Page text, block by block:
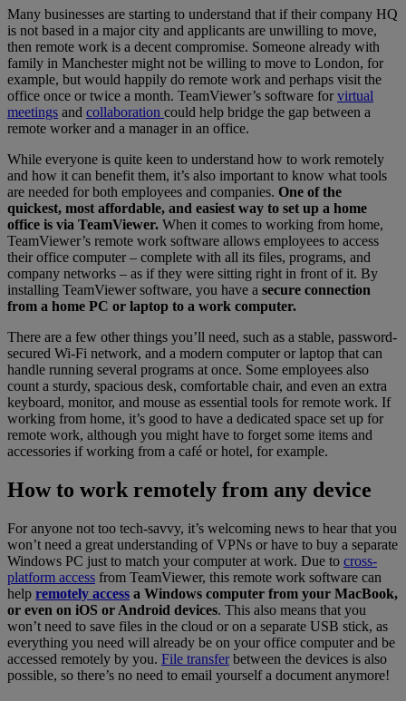
Many businesses are starting to understand that if their company HQ
is not based in a major city and applicants are unwilling to move,
then remote work is a decent compromise. Someone already with
family in Manchester might not be willing to move to London, for
example, but would happily do remote work and perhaps visit the
office once or twice a month. TeamViewer’s software forvirtual
meetings and collaboration could help bridge the gap between a
remote worker and a manager in an office.
While everyone is quite keen to understand how to work remotely
and how it can benefit them, it’s also important to know what tools
are needed for both employees and companies. One of the
quickest, most affordable, and easiest way to set up a home
office is via TeamViewer. When it comes to working from home,
TeamViewer’s remote work software allows employees to access
their office computer – complete with all its files, programs, and
company networks – as if they were sitting right in front of it. By
installing TeamViewer software, you have a secure connection
from a home PC or laptop to a work computer.
There are a few other things you’ll need, such as a stable, password-
secured Wi-Fi network, and a modern computer or laptop that can
handle running several programs at once. Some employees also
count a sturdy, spacious desk, comfortable chair, and even an extra
keyboard, monitor, and mouse as essential tools for remote work. If
working from home, it’s good to have a dedicated space set up for
remote work, although you might have to forget some items and
accessories if working from a café or hotel, for example.
How to work remotely from any device
For anyone not too tech-savvy, it’s welcoming news to hear that you
won’t need a great understanding of VPNs or have to buy a separate
Windows PC just to match your computer at work. Due to cross-
platform access from TeamViewer, this remote work software can
help remotely access a Windows computer from your MacBook,
or even on iOS or Android devices. This also means that you
won’t need to save files in the cloud or on a separate USB stick, as
everything you need will already be on your office computer and be
accessed remotely by you. File transferbetween the devices is also
possible, so there’s no need to email yourself a document anymore!